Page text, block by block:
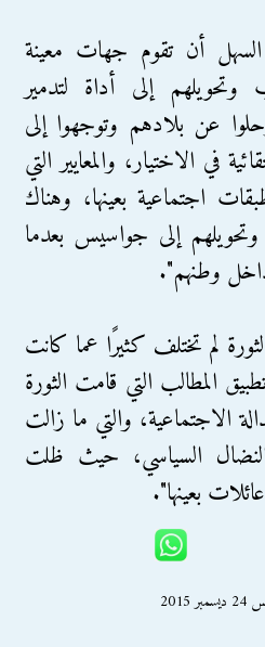
أن تقوم جهات معينة
إلى أداة لتدمير
عن بلادهم وتوجهوا إلى
في الاختيار، والمعايير التي
اجتماعية بعينها، وهناك
إلى جواسيس بعدما
وطنهم".
لم تختلف كثيرًا عما كانت
المطالب التي قامت الثورة
الاجتماعية، والتي ما زالت
السياسي، حيث ظلت
بعينها".